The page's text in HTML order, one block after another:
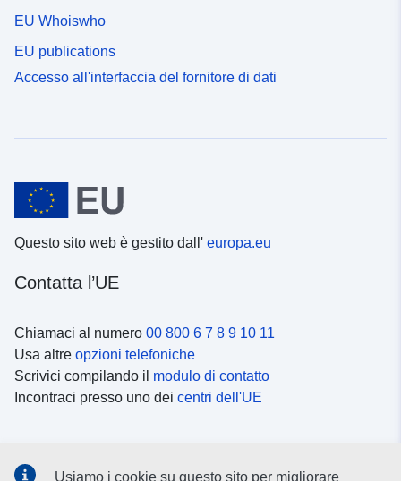
EU Whoiswho
EU publications
Accesso all'interfaccia del fornitore di dati
Questo sito web è gestito dall' europa.eu
Contatta l’UE
Chiamaci al numero 00 800 6 7 8 9 10 11
Usa altre opzioni telefoniche
Scrivici compilando il modulo di contatto
Incontraci presso uno dei centri dell'UE
Usiamo i cookie su questo sito per migliorare